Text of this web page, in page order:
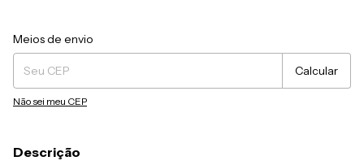
Entregas para o CEP:
Meios de envio
Calcular
Não sei meu CEP
Descrição